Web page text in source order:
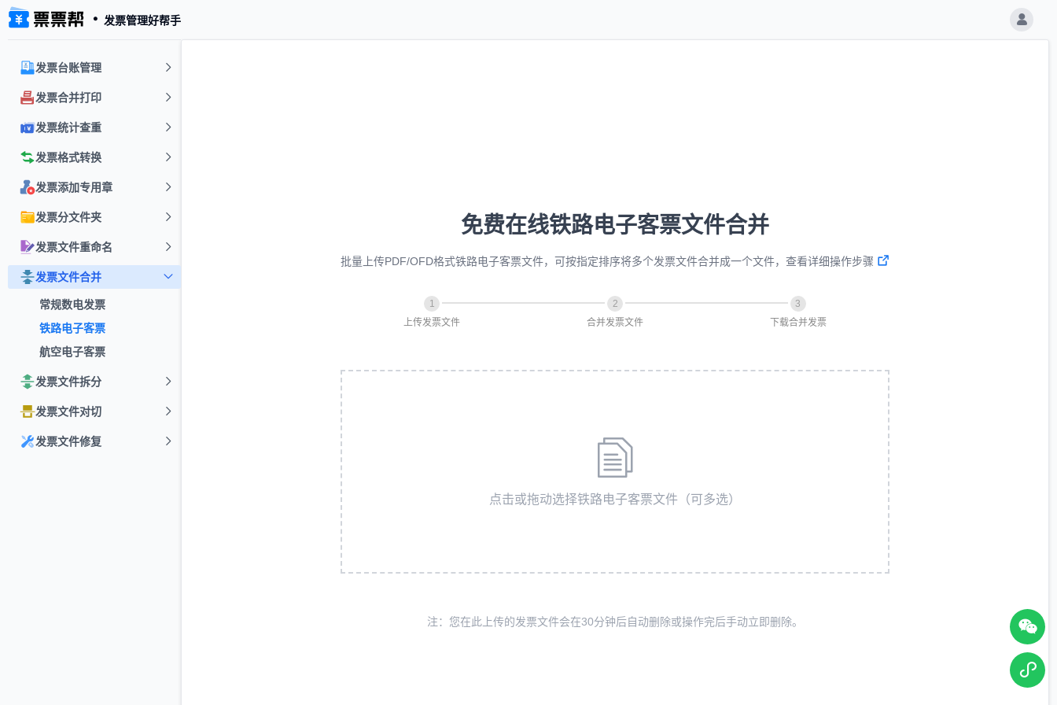
・ 发票管理好帮手
发票台账管理
发票合并打印
发票统计查重
发票格式转换
发票添加专用章
发票分文件夹
发票文件重命名
发票文件合并
常规数电发票
铁路电子客票
航空电子客票
发票文件拆分
发票文件对切
发票文件修复
免费在线铁路电子客票文件合并
批量上传PDF/OFD格式铁路电子客票文件，可按指定排序将多个发票文件合并成一个文件，查看详细操作步骤
1
上传发票文件
2
合并发票文件
3
下载合并发票
点击或拖动选择铁路电子客票文件（可多选）
注：您在此上传的发票文件会在30分钟后自动删除或操作完后手动立即删除。